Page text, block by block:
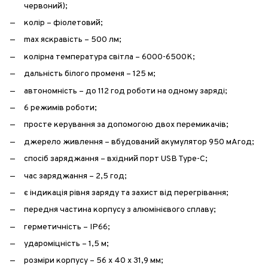
червоний);
колір – фіолетовий;
max яскравість – 500 лм;
колірна температура світла – 6000-6500К;
дальність білого променя – 125 м;
автономність – до 112 год роботи на одному заряді;
6 режимів роботи;
просте керування за допомогою двох перемикачів;
джерело живлення – вбудований акумулятор 950 мАгод;
спосіб заряджання – вхідний порт USB Type-C;
час заряджання – 2,5 год;
є індикація рівня заряду та захист від перегрівання;
передня частина корпусу з алюмінієвого сплаву;
герметичність – IP66;
удароміцність – 1,5 м;
розміри корпусу – 56 х 40 х 31,9 мм;